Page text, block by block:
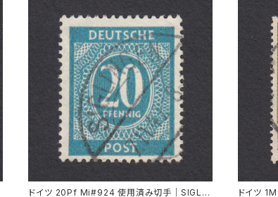
ドイツ 20Pf Mi#924 使用済み切手｜SIGLIN ドイツ